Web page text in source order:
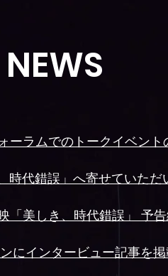
NEWS
ーラムでの トークイベント
代錯誤」へ寄せていただ
美しき、時代錯誤」 予告
にインタービュー記事を